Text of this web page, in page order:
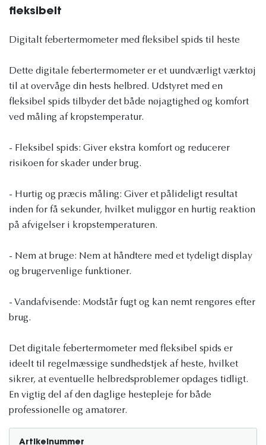
fleksibelt
Digitalt febertermometer med fleksibel spids til heste
Dette digitale febertermometer er et uundværligt værktøj
til at overvåge din hests helbred. Udstyret med en
fleksibel spids tilbyder det både nøjagtighed og komfort
ved måling af kropstemperatur.
- Fleksibel spids: Giver ekstra komfort og reducerer
risikoen for skader under brug.
- Hurtig og præcis måling: Giver et pålideligt resultat
inden for få sekunder, hvilket muliggør en hurtig reaktion
på afvigelser i kropstemperaturen.
- Nem at bruge: Nem at håndtere med et tydeligt display
og brugervenlige funktioner.
- Vandafvisende: Modstår fugt og kan nemt rengøres efter
brug.
Det digitale febertermometer med fleksibel spids er
ideelt til regelmæssige sundhedstjek af heste, hvilket
sikrer, at eventuelle helbredsproblemer opdages tidligt.
En vigtig del af den daglige hestepleje for både
professionelle og amatører.
Artikelnummer